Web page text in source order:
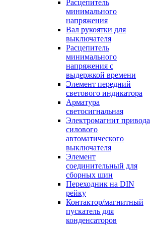
Расцепитель
минимального
напряжения
Вал рукоятки для
выключателя
Расцепитель
минимального
напряжения с
выдержкой времени
Элемент передний
светового индикатора
Арматура
светосигнальная
Электромагнит привода
силового
автоматического
выключателя
Элемент
соединительный для
сборных шин
Переходник на DIN
рейку
Контактор/магнитный
пускатель для
конденсаторов